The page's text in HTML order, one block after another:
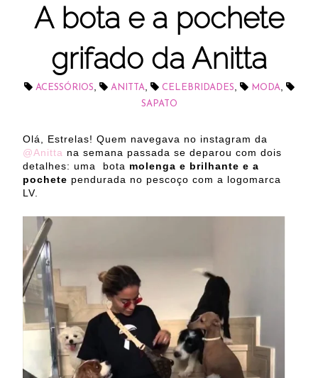
A bota e a pochete
grifado da Anitta
ACESSÓRIOS ANITTA CELEBRIDADES MODA
SAPATO
Olá, Estrelas! Quem navegava no instagram da
@Anitta na semana passada se deparou com dois
detalhes: uma bota molenga e brilhante e a
pochete pendurada no pescoço com a logomarca
LV.